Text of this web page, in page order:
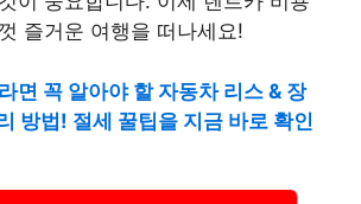
즐거운 여행을 떠나세요!
면 꼭 알아야 할 자동차 리스 & 장
방법! 절세 꿀팁을 지금 바로 확인